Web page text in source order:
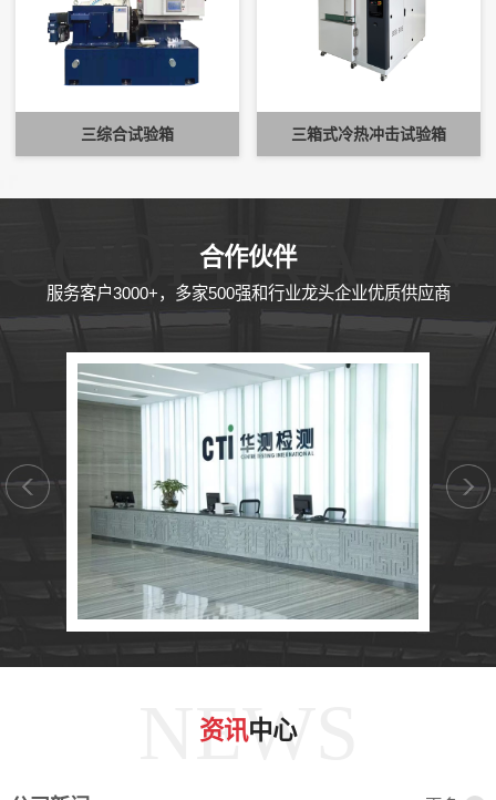
三综合试验箱 三箱式冷热冲击试验箱
合作伙伴
服务客户3000+，多家500强和行业龙头企业优质供应商
NEWS
资讯中心